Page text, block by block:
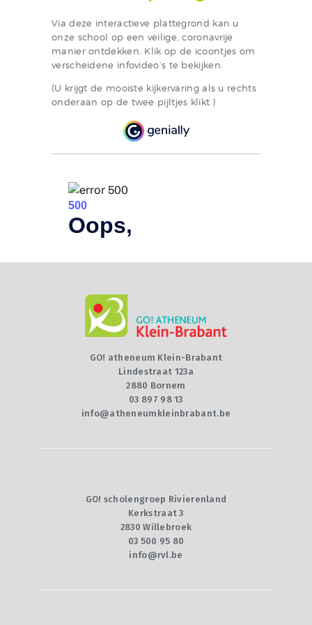
Via deze interactieve plattegrond kan u
onze school op een veilige, coronavrije
manier ontdekken. Klik op de icoontjes om
verscheidene infovideo’s te bekijken.
(U krijgt de mooiste kijkervaring als u rechts
onderaan op de twee pijltjes klikt.)
GO! atheneum Klein-Brabant
Lindestraat 123a
2880 Bornem
03 897 98 13
info@atheneumkleinbrabant.be
GO! scholengroep Rivierenland
Kerkstraat 3
2830 Willebroek
03 500 95 80
info@rvl.be